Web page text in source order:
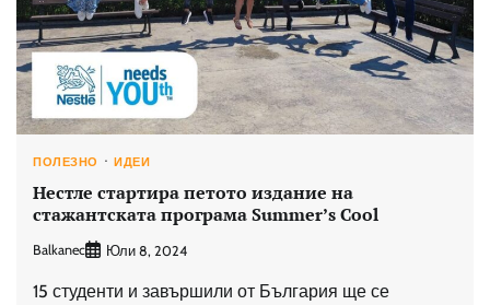
ПОЛЕЗНО ИДЕИ
Нестле стартира петото издание на
стажантската програма Summer’s Cool
Balkanec Юли 8, 2024
15 студенти и завършили от България ще се